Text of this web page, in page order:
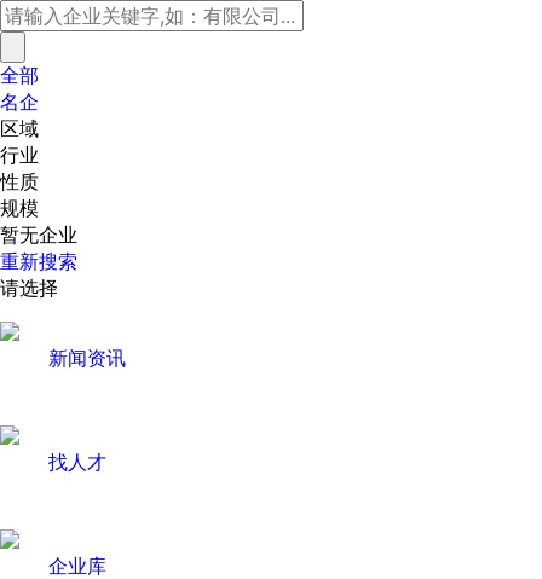
全部
名企
区域
行业
性质
规模
暂无企业
重新搜索
请选择
新闻资讯
找人才
企业库